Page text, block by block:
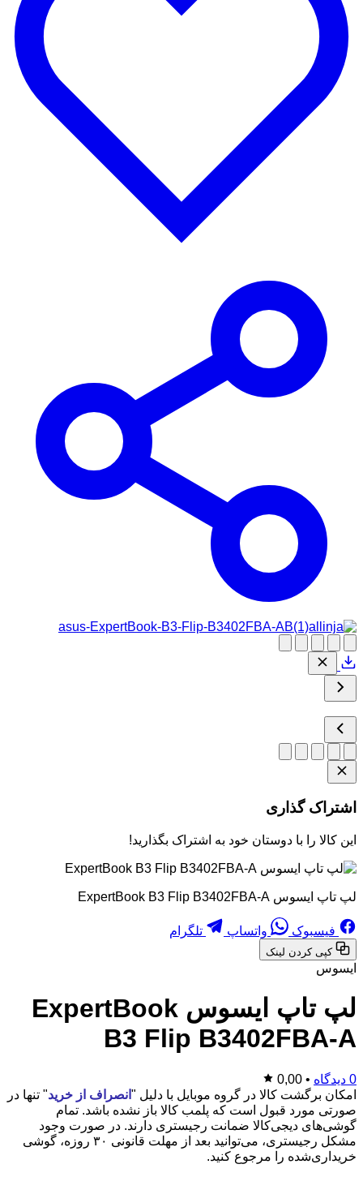
اشتراک گذاری
این کالا را با دوستان خود به اشتراک بگذارید!
لپ تاپ ایسوس ExpertBook B3 Flip B3402FBA-A
فیسبوک واتساپ تلگرام
کپی کردن لینک
ایسوس
لپ تاپ ایسوس ExpertBook
B3 Flip B3402FBA-A
0 دیدگاه •
0,00
امکان برگشت کالا در گروه موبایل با دلیل " انصراف از خرید" تنها در
صورتی مورد قبول است که پلمب کالا باز نشده باشد. تمام
گوشی‌های دیجی‌کالا ضمانت رجیستری دارند. در صورت وجود
مشکل رجیستری، می‌توانید بعد از مهلت قانونی ۳۰ روزه، گوشی
خریداری‌شده را مرجوع کنید.